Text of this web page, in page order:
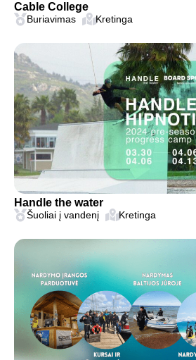
Cable College
Buriavimas Kretinga
Handle the water
Šuoliai į vandenį Kretinga